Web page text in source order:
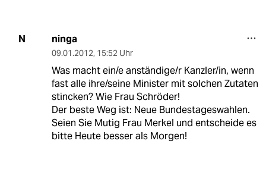
N ninga
09.01.2012, 15:52 Uhr
Was macht ein/e anständige/r Kanzler/in, wenn
fast alle ihre/seine Minister mit solchen Zutaten
stincken? Wie Frau Schröder!
Der beste Weg ist: Neue Bundestageswahlen.
Seien Sie Mutig Frau Merkel und entscheide es
bitte Heute besser als Morgen!